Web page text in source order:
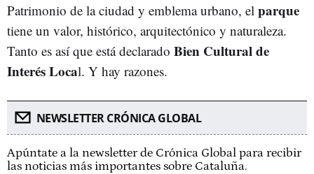
Patrimonio de la ciudad y emblema urbano, el parque
tiene un valor, histórico, arquitectónico y naturaleza.
Tanto es así que está declarado Bien Cultural de
Interés Local. Y hay razones.
NEWSLETTER CRÓNICA GLOBAL
Apúntate a la newsletter de Crónica Global para recibir
las noticias más importantes sobre Cataluña.